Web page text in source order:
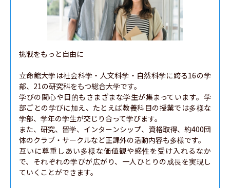
挑戦をもっと自由に
立命館大学は社会科学・人文科学・自然科学に跨る16の学
部、21の研究科をもつ総合大学です。
学びの関心や目的もさまざまな学生が集まっています。学
部ごとの学びに加え、たとえば教養科目の授業では多様な
学部、学年の学生が交じり合って学びます。
また、研究、留学、インターンシップ、資格取得、約400団
体のクラブ・サークルなど正課外の活動内容も多様です。
互いに尊重しあい多様な価値観や感性を受け入れるなか
で、それぞれの学びが広がり、一人ひとりの成長を実現し
ていくことができます。